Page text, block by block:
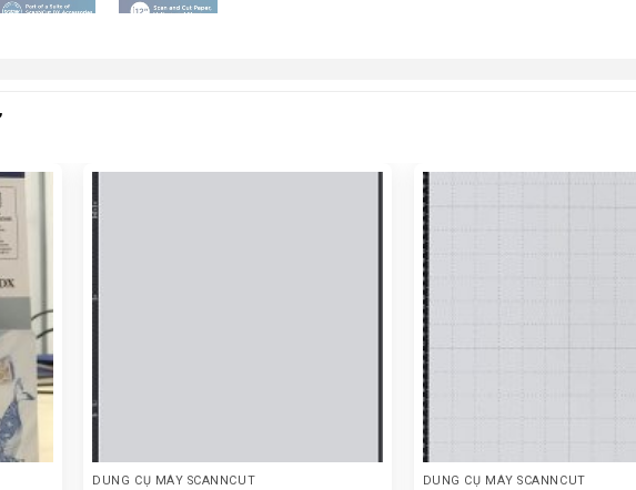
DUNG CỤ MÁY SCANNCUT DUNG CỤ MÁY SCANNCUT